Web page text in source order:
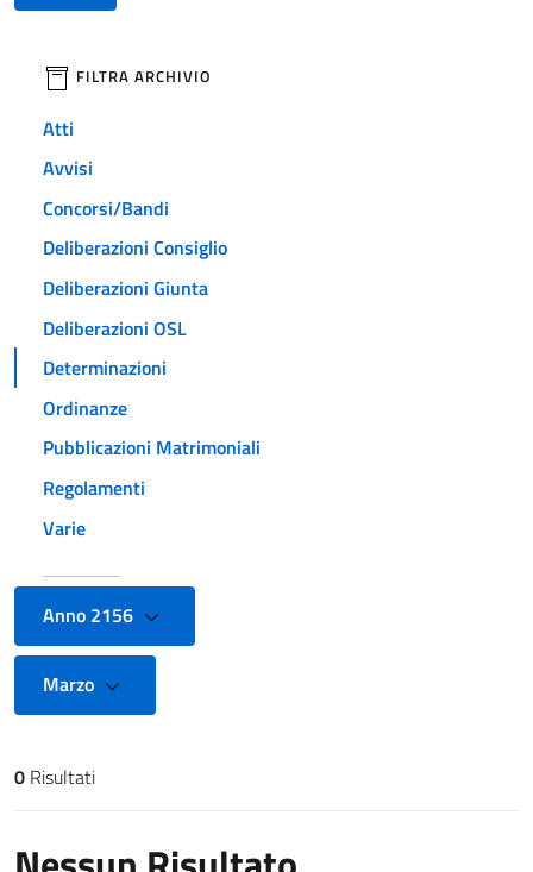
filtri da applicare
FILTRA ARCHIVIO
Atti
Avvisi
Concorsi/Bandi
Deliberazioni Consiglio
Deliberazioni Giunta
Deliberazioni OSL
Determinazioni
Ordinanze
Pubblicazioni Matrimoniali
Regolamenti
Varie
Anno 2156
Marzo
Risultati di ricerca
0 Risultati